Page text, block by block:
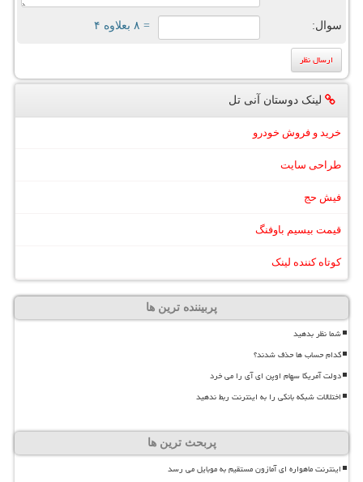
سوال: = ۸ بعلاوه ۴
لینک دوستان آنی تل
خرید و فروش خودرو
طراحی سایت
فیش حج
قیمت بیسیم باوفنگ
کوتاه کننده لینک
پربیننده ترین ها
شما نظر بدهید
کدام حساب ها حذف شدند؟
دولت آمریکا سهام اوپن ای آی را می خرد
اختلالات شبکه بانکی را به اینترنت ربط ندهید
پربحث ترین ها
اینترنت ماهواره ای آمازون مستقیم به موبایل می رسد